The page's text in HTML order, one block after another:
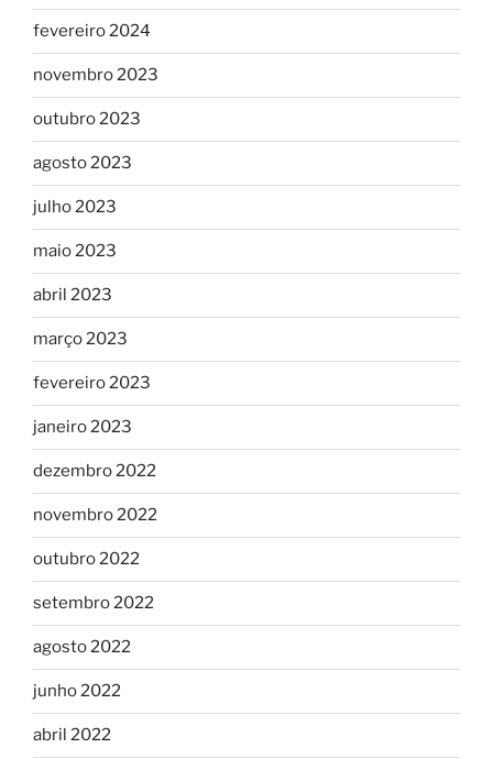
fevereiro 2024
novembro 2023
outubro 2023
agosto 2023
julho 2023
maio 2023
abril 2023
março 2023
fevereiro 2023
janeiro 2023
dezembro 2022
novembro 2022
outubro 2022
setembro 2022
agosto 2022
junho 2022
abril 2022